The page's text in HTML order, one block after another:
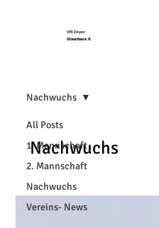
VfB Empor
Glauchau e.V.
All Posts
1. Mannschaft
2. Mannschaft
Nachwuchs
Vereins- News
Nachwuchs
Nachwuchs